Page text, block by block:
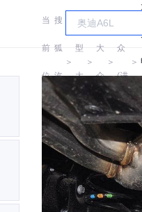
当
前
位
置:
搜
狐
汽
车
＞
车
型
大
全
＞
大
众
＞
众
(进
口)
＞